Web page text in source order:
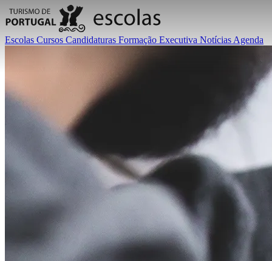
Escolas Cursos Candidaturas Formação Executiva Notícias Agenda